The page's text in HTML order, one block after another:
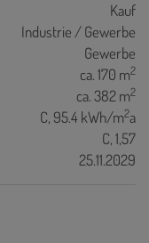
Kauf
Industrie / Gewerbe
Gewerbe
ca. 170 m2
ca. 382 m2
C, 95.4 kWh/m2a
C, 1,57
25.11.2029